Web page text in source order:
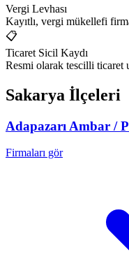
Vergi Levhası
Kayıtlı, vergi mükellefi
📋
Ticaret Sicil Kaydı
Resmi olarak tescilli ticaret
Sakarya İlçeleri
Adapazarı Ambar /
Firmaları gör